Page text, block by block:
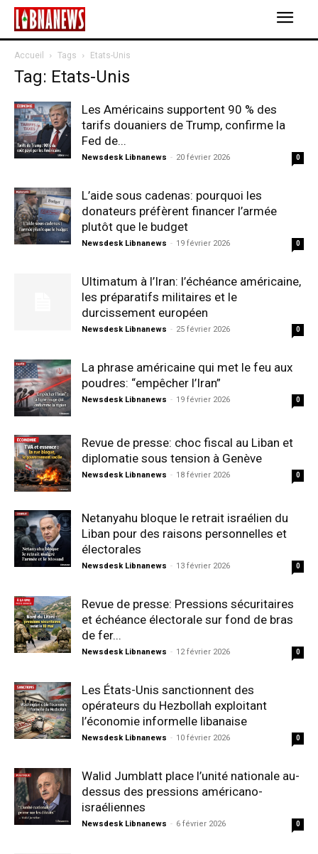
Accueil Tags Etats-Unis
Tag: Etats-Unis
Les Américains supportent 90 % des
tarifs douaniers de Trump, confirme la
Fed de...
Newsdesk Libnanews - 20 février 2026 0
L’aide sous cadenas: pourquoi les
donateurs préfèrent financer l’armée
plutôt que le budget
Newsdesk Libnanews - 19 février 2026 0
Ultimatum à l’Iran: l’échéance américaine,
les préparatifs militaires et le
durcissement européen
Newsdesk Libnanews - 25 février 2026 0
La phrase américaine qui met le feu aux
poudres: “empêcher l’Iran”
Newsdesk Libnanews - 19 février 2026 0
Revue de presse: choc fiscal au Liban et
diplomatie sous tension à Genève
Newsdesk Libnanews - 18 février 2026 0
Netanyahu bloque le retrait israélien du
Liban pour des raisons personnelles et
électorales
Newsdesk Libnanews - 13 février 2026 0
Revue de presse: Pressions sécuritaires
et échéance électorale sur fond de bras
de fer...
Newsdesk Libnanews - 12 février 2026 0
Les États-Unis sanctionnent des
opérateurs du Hezbollah exploitant
l’économie informelle libanaise
Newsdesk Libnanews - 10 février 2026 0
Walid Jumblatt place l’unité nationale au-
dessus des pressions américano-
israéliennes
Newsdesk Libnanews - 6 février 2026 0